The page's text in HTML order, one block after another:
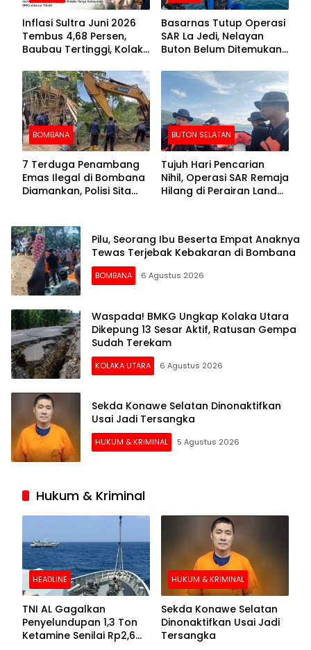
Inflasi Sultra Juni 2026
Tembus 4,68 Persen,
Baubau Tertinggi, Kolaka
Basarnas Tutup Operasi
SAR La Jedi, Nelayan
Buton Belum Ditemukan
BOMBANA
7 Terduga Penambang
Emas Ilegal di Bombana
Diamankan, Polisi Sita
BUTON SELATAN
Tujuh Hari Pencarian
Nihil, Operasi SAR Remaja
Hilang di Perairan Lande
Pilu, Seorang Ibu Beserta Empat Anaknya
Tewas Terjebak Kebakaran di Bombana
BOMBANA 6 Agustus 2026
Waspada! BMKG Ungkap Kolaka Utara
Dikepung 13 Sesar Aktif, Ratusan Gempa
Sudah Terekam
KOLAKA UTARA 6 Agustus 2026
Sekda Konawe Selatan Dinonaktifkan
Usai Jadi Tersangka
HUKUM & KRIMINAL 5 Agustus 2026
Hukum & Kriminal
HEADLINE
TNI AL Gagalkan
Penyelundupan 1,3 Ton
Ketamine Senilai Rp2,6
HUKUM & KRIMINAL
Sekda Konawe Selatan
Dinonaktifkan Usai Jadi
Tersangka